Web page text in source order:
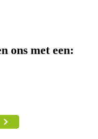
ons met een: